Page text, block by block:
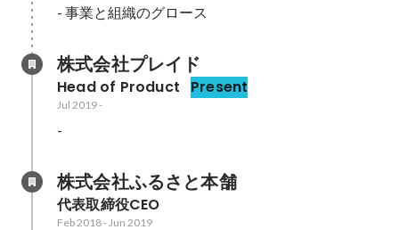
- 事業と組織のグロース
株式会社プレイド
Head of Product Present
Jul 2019-
-
株式会社ふるさと本舗
代表取締役CEO
Feb 2018-Jun 2019